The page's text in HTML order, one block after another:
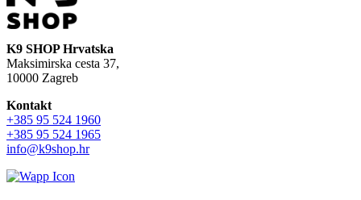
K9 SHOP Hrvatska
Maksimirska cesta 37,
10000 Zagreb
Kontakt
+385 95 524 1960
+385 95 524 1965
info@k9shop.hr